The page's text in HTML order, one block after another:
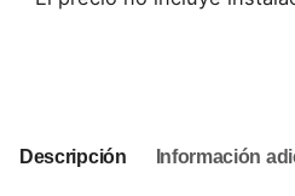
Descripción Información